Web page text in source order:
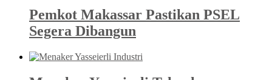
Pemkot Makassar Pastikan PSEL
Segera Dibangun